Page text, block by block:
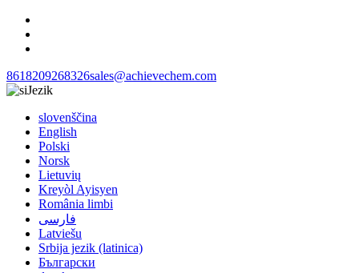
8618209268326sales@achievechem.com
Jezik
slovenščina
English
Polski
Norsk
Lietuvių
Kreyòl Ayisyen
România limbi
فارسی
Latviešu
Srbija jezik (latinica)
Български